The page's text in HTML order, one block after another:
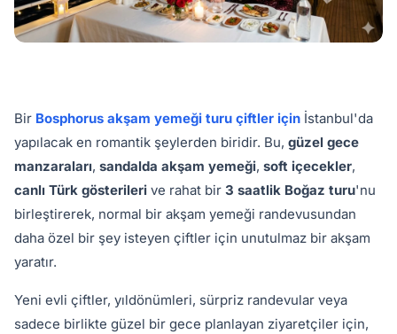
Bir Bosphorus akşam yemeği turu çiftler için İstanbul'da
yapılacak en romantik şeylerden biridir. Bu, güzel gece
manzaraları, sandalda akşam yemeği, soft içecekler,
canlı Türk gösterileri ve rahat bir 3 saatlik Boğaz turu'nu
birleştirerek, normal bir akşam yemeği randevusundan
daha özel bir şey isteyen çiftler için unutulmaz bir akşam
yaratır.
Yeni evli çiftler, yıldönümleri, sürpriz randevular veya
sadece birlikte güzel bir gece planlayan ziyaretçiler için,